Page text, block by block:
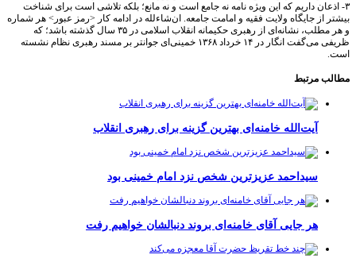
داریم که این ویژه نامه نه جامع است و نه مانع؛ بلکه تلاشی است برای شناخت
جایگاه ولایت فقیه و امامت جامعه. ان‌شاءلله در ادامه کار <رمز عبور> هر شماره
و هر مطلب، نشانه‌ای از رهبری حکیمانه انقلاب اسلامی در ۳۵ سال گذشته باشد؛ که
ظریفی می‌گفت انگار در ۱۴ خرداد ۱۳۶۸ خمینی‌ای جوانتر بر مسند رهبری نظام نشسته
مرتبط
آیت‌الله خامنه‌ای بهترین گزینه برای رهبری انقلاب
سیداحمد عزیزترین شخص نزد امام خمینی بود
هر جایی آقای خامنه‌ای بروند دنبالشان خواهیم رفت